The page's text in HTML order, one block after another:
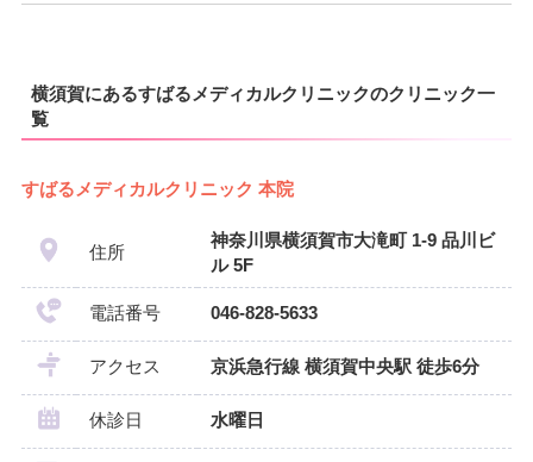
横須賀にあるすばるメディカルクリニックのクリニック一
覧
すばるメディカルクリニック 本院
住所
神奈川県横須賀市大滝町 1-9 品川ビ
ル 5F
電話番号 046-828-5633
アクセス 京浜急行線 横須賀中央駅 徒歩6分
休診日 水曜日